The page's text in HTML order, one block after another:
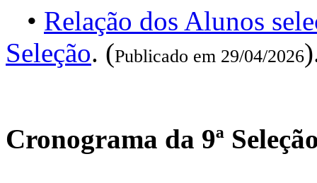
• Relação dos Alunos
Seleção. (Publicado em 29/04/2026
Cronograma da 9ª